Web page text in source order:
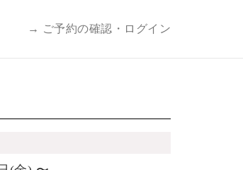
→ ご予約の確認・ログイン